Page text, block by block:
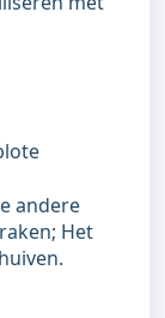
andere
Het